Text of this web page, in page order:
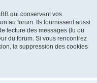
qui conservent vos
au forum. Ils fournissent aussi
lecture des messages (lu ou
du forum. Si vous rencontrez
la suppression des cookies